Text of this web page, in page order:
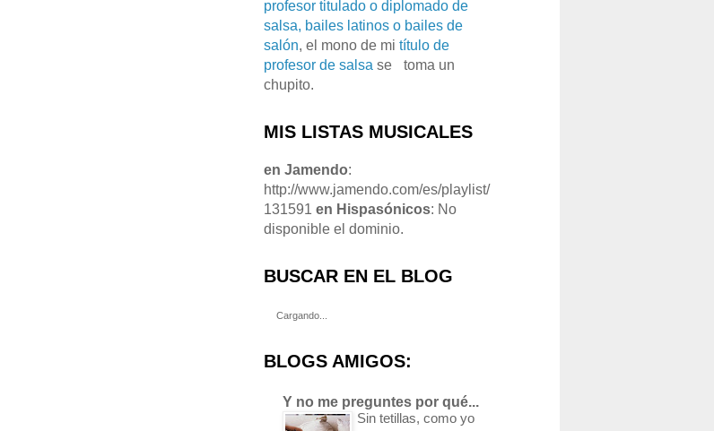
profesor titulado o diplomado de
salsa, bailes latinos o bailes de
salón, el mono de mi título de
profesor de salsa se
toma un
chupito.
MIS LISTAS MUSICALES
en Jamendo:
http://www.jamendo.com/es/playlist/
131591 en Hispasónicos: No
disponible el dominio.
BUSCAR EN EL BLOG
Cargando...
BLOGS AMIGOS:
Y no me preguntes por qué...
Sin tetillas, como yo